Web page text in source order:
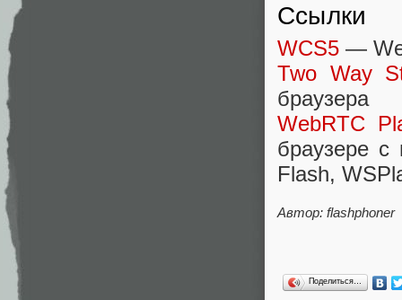
Ссылки
WCS5 —
Two Way
браузера
WebRTC
браузере с
Flash,
Автор: flashphoner
Поделиться…